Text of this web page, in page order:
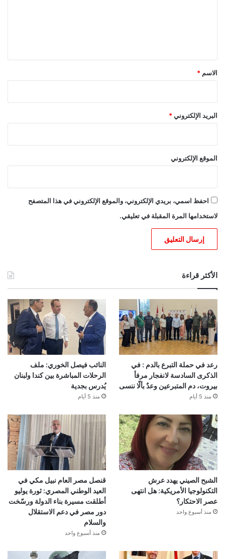
*
الاسم *
البريد الإلكتروني *
الموقع الإلكتروني
احفظ اسمي، بريدي الإلكتروني، والموقع الإلكتروني في هذا المتصفح
لاستخدامها المرة المقبلة في تعليقي.
الأكثر قراءة
رعد في حملة التبرع بالدم : في
الذكرى السادسة لانفجار مرفأ
بيروت، دم المتبرعين وعدٌ بألّا ننسى
منذ 5 أيام
النائب فيصل الخوري: ملف
الرحلات المباشرة بين كندا ولبنان
يُدرس بجدية
منذ 5 أيام
الشبح الصيني يهدد عرش
التكنولوجيا الأمريكية: هل انتهى
عصر الاحتكار؟
منذ أسبوع واحد
قنصل مصر العام نبيل مكي في
العيد الوطني المصري: ثورة يوليو
أطلقت مسيرة بناء الدولة ورسّخت
دور مصر في دعم الاستقلال
والسلام
منذ أسبوع واحد